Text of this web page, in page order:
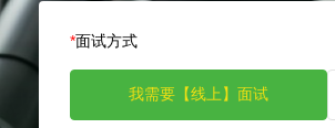
*面试方式
我需要【线上】面试